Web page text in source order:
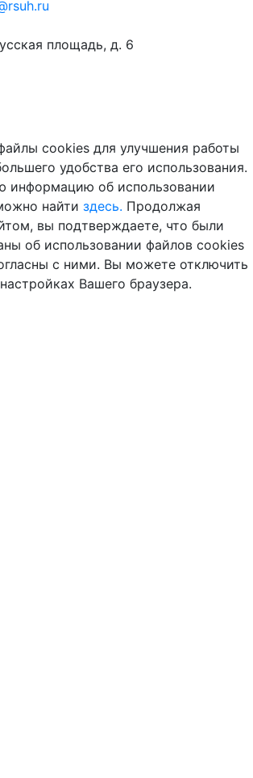
площадь, д. 6
cookies для улучшения работы
удобства его использования.
информацию об использовании
найти здесь. Продолжая
вы подтверждаете, что были
об использовании файлов cookies
с ними. Вы можете отключить
Вашего браузера.